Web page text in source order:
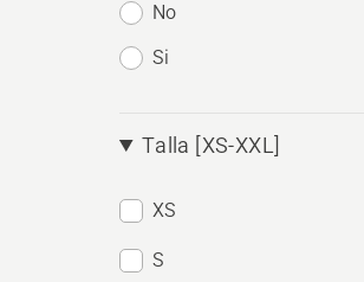
No
Si
Talla [XS-XXL]
XS
S